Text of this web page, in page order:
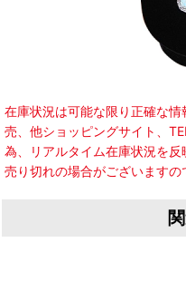
在庫状況は可能な限り正確な
売、他ショッピングサイト、
為、リアルタイム在庫状況を
売り切れの場合がございますの